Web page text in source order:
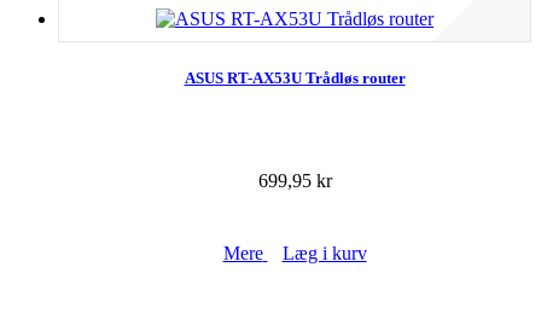
ASUS RT-AX53U Trådløs router
699,95 kr
Mere Læg i kurv